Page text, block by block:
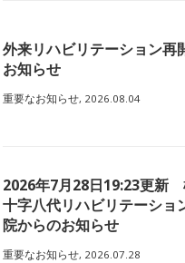
外来リハビリテーション再
お知らせ
重要なお知らせ, 2026.08.04
2026年7月28日19:23更新
十字八代リハビリテーショ
院からのお知らせ
重要なお知らせ, 2026.07.28